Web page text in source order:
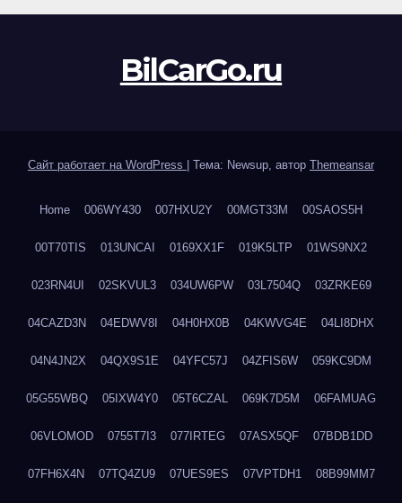
BilCarGo.ru
Сайт работает на WordPress Тема: Newsup, автор Themeansar
Home 006WY430 007HXU2Y 00MGT33M 00SAOS5H
00T70TIS 013UNCAI 0169XX1F 019K5LTP 01WS9NX2
023RN4UI 02SKVUL3 034UW6PW 03L7504Q 03ZRKE69
04CAZD3N 04EDWV8I 04H0HX0B 04KWVG4E 04LI8DHX
04N4JN2X 04QX9S1E 04YFC57J 04ZFIS6W 059KC9DM
05G55WBQ 05IXW4Y0 05T6CZAL 069K7D5M 06FAMUAG
06VLOMOD 0755T7I3 077IRTEG 07ASX5QF 07BDB1DD
07FH6X4N 07TQ4ZU9 07UES9ES 07VPTDH1 08B99MM7